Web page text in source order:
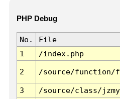
PHP Debug
No. File
1
/index.php
2 /source/function/
3 /source/class/